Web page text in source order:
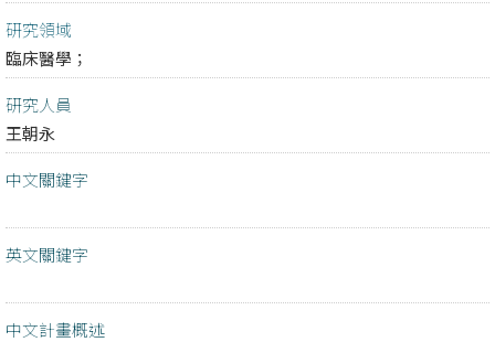
研究領域
臨床醫學；
研究人員
王朝永
中文關鍵字
英文關鍵字
中文計畫概述